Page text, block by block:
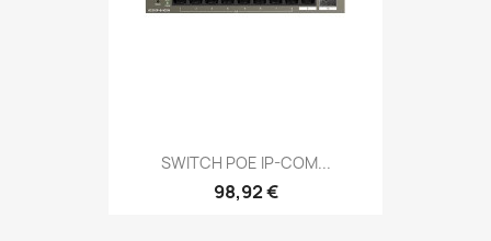
SWITCH POE IP-COM...
98,92 €